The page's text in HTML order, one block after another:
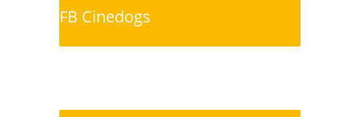
FB Cinedogs